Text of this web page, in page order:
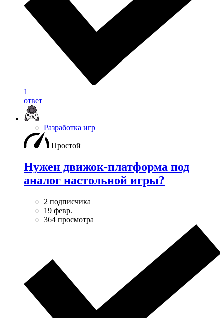
1
ответ
Разработка игр
Простой
Нужен движок-платформа под
аналог настольной игры?
2 подписчика
19 февр.
364 просмотра